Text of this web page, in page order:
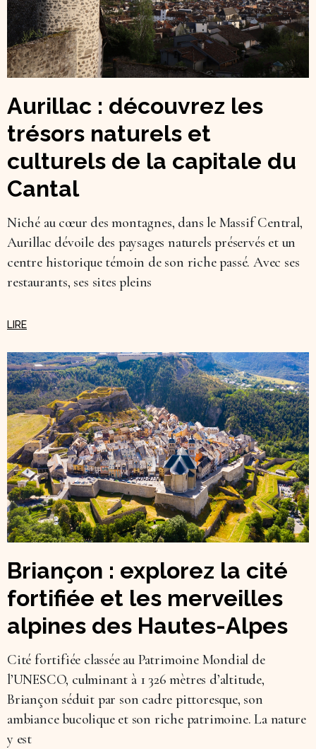
Aurillac : découvrez les
trésors naturels et
culturels de la capitale du
Cantal
Niché au cœur des montagnes, dans le Massif Central,
Aurillac dévoile des paysages naturels préservés et un
centre historique témoin de son riche passé. Avec ses
restaurants, ses sites pleins
Briançon : explorez la cité
fortifiée et les merveilles
alpines des Hautes-Alpes
Cité fortifiée classée au Patrimoine Mondial de
l’UNESCO, culminant à 1 326 mètres d’altitude,
Briançon séduit par son cadre pittoresque, son
ambiance bucolique et son riche patrimoine. La nature
y est